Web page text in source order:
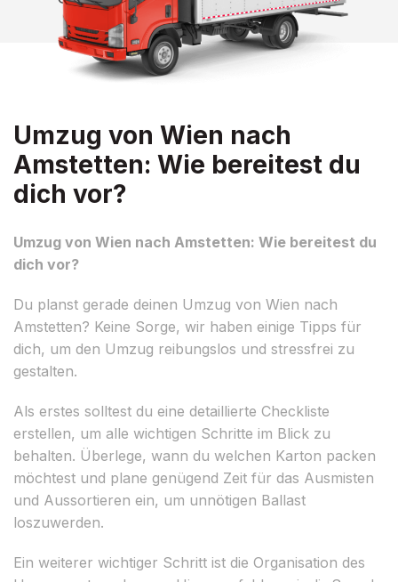
Umzug von Wien nach
Amstetten: Wie bereitest du
dich vor?
Umzug von Wien nach Amstetten: Wie bereitest du
dich vor?
Du planst gerade deinen Umzug von Wien nach
Amstetten? Keine Sorge, wir haben einige Tipps für
dich, um den Umzug reibungslos und stressfrei zu
gestalten.
Als erstes solltest du eine detaillierte Checkliste
erstellen, um alle wichtigen Schritte im Blick zu
behalten. Überlege, wann du welchen Karton packen
möchtest und plane genügend Zeit für das Ausmisten
und Aussortieren ein, um unnötigen Ballast
loszuwerden.
Ein weiterer wichtiger Schritt ist die Organisation des